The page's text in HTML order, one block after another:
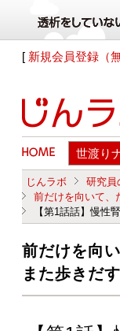
[ 新規会員登録（
じんラボ
研究員
前だけを向いて、
【第1話話】慢性
前だけを向
また歩きだす